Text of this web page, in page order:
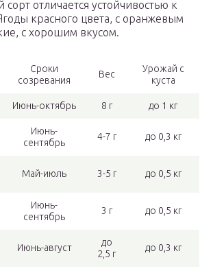
отличается устойчивостью к
красного цвета, с оранжевым
с хорошим вкусом.
Сроки
созревания
Вес
Урожай с
куста
Июнь-октябрь 8 г до 1 кг
Июнь-
сентябрь
4-7 г до 0,3 кг
Май-июль 3-5 г до 0,5 кг
Июнь-
сентябрь
3 г до 0,5 кг
Июнь-август
до
2,5 г
до 0,3 кг